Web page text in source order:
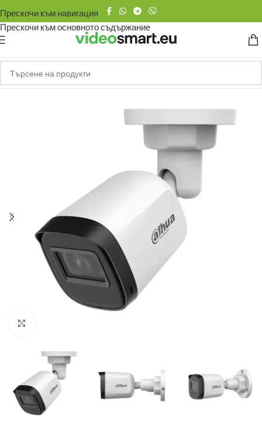
Прескочи към навигация
Прескочи към основното съдържание